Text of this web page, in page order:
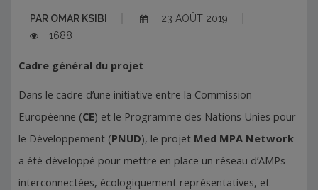
PAROMAR KSIBI
23 AOÛT 2019
1688
Cadre général du projet
Dans le cadre d’une initiative entre la Commission
Européenne (CE) et le Programme des Nations Unies pour
le Développement (PNUD), le projet Med MPA Network
a été développé pour mettre en place un réseau d’AMPs
interconnectées, écologiquement représentatives, et